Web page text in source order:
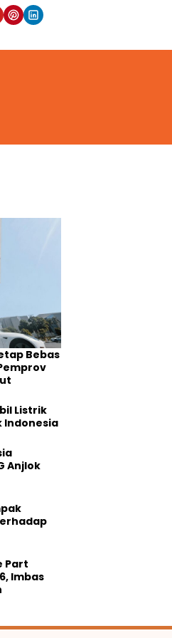
Bebas
Listrik
Indonesia
Anjlok
Part
Imbas